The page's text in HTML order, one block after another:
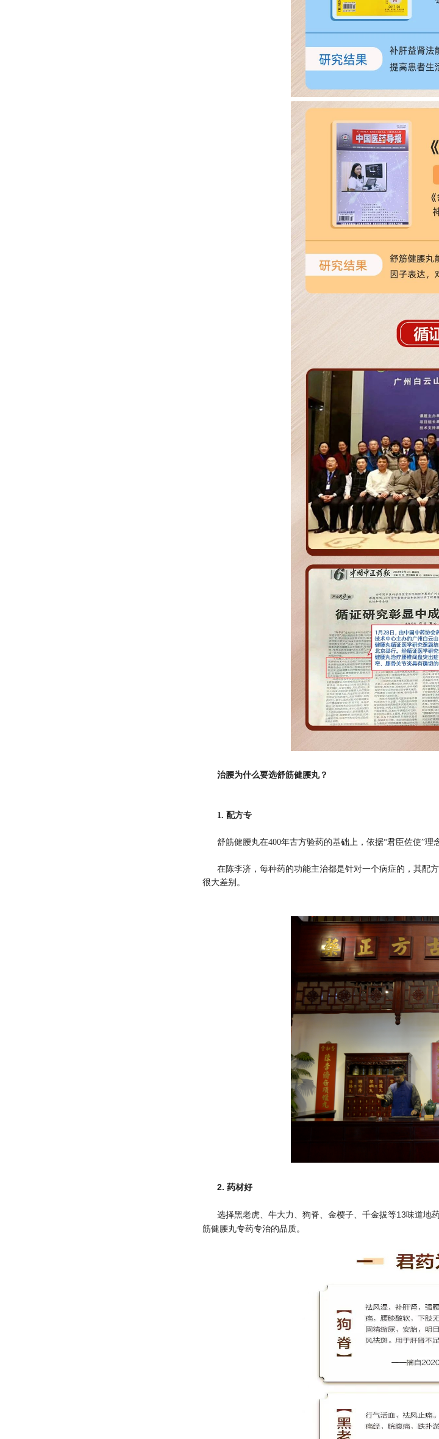
治腰为什么要选舒筋健腰丸？
1. 配方专
舒筋健腰丸在400年古方验药的基础上，依据“君臣佐使”理
在陈李济，每种药的功能主治都是针对一个病症的，其配
很大差别。
2. 药材好
选择黑老虎、牛大力、狗脊、金樱子、千金拔等13味道地
筋健腰丸专药专治的品质。